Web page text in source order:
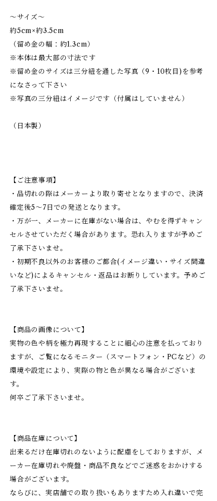
～サイズ～
約5cm×約3.5cm
（留め金の幅：約1.3cm）
※本体は最大部の寸法です
※留め金のサイズは三分紐を通した写真（9・10枚目)を参考
になさって下さい
※写真の三分紐はイメージです（付属はしていません）
（日本製）
【ご注意事項】
・品切れの際はメーカーより取り寄せとなりますので、決済
確定後5～7日での発送となります。
・万が一、メーカーに在庫がない場合は、やむを得ずキャン
セルさせていただく場合があります。恐れ入りますが予めご
了承下さいませ。
・初期不良以外のお客様のご都合(イメージ違い・サイズ間違
いなど)によるキャンセル・返品はお断りしています。予めご
了承下さいませ。
【商品の画像について】
実物の色や柄を極力再現することに細心の注意を払っており
ますが、ご覧になるモニター（スマートフォン・PCなど）の
環境や設定により、実際の物と色が異なる場合がございま
す。
何卒ご了承下さいませ。
【商品在庫について】
出来るだけ在庫切れのないように配慮をしておりますが、メ
ーカー在庫切れや廃盤・商品不良などでご迷惑をおかけする
場合がございます。
ならびに、実店舗での取り扱いもありますため入れ違いで完